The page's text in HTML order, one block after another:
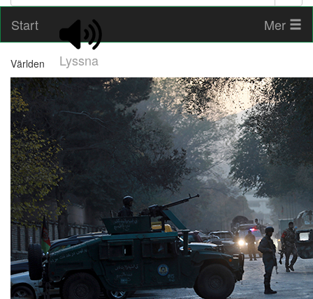
Start
Lyssna
Mer
Världen